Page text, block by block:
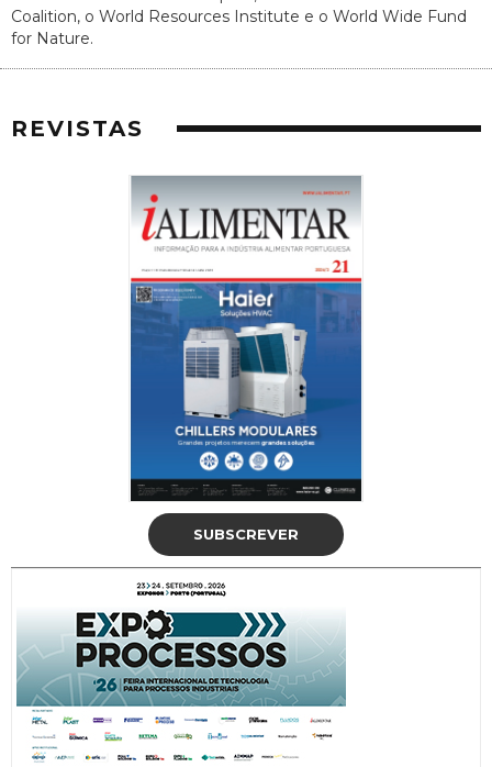
Coalition, o World Resources Institute e o World Wide Fund
for Nature.
REVISTAS
SUBSCREVER